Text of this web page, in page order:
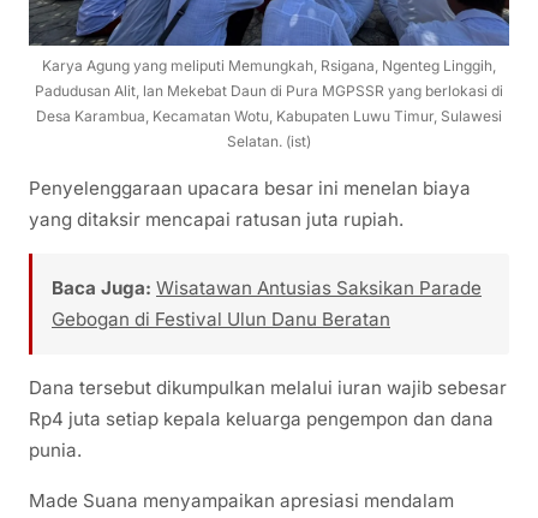
Karya Agung yang meliputi Memungkah, Rsigana, Ngenteg Linggih,
Padudusan Alit, lan Mekebat Daun di Pura MGPSSR yang berlokasi di
Desa Karambua, Kecamatan Wotu, Kabupaten Luwu Timur, Sulawesi
Selatan. (ist)
​Penyelenggaraan upacara besar ini menelan biaya
yang ditaksir mencapai ratusan juta rupiah.
Baca Juga: Wisatawan Antusias Saksikan Parade
Gebogan di Festival Ulun Danu Beratan
Dana tersebut dikumpulkan melalui iuran wajib sebesar
Rp4 juta setiap kepala keluarga pengempon dan dana
punia.
Made Suana menyampaikan apresiasi mendalam